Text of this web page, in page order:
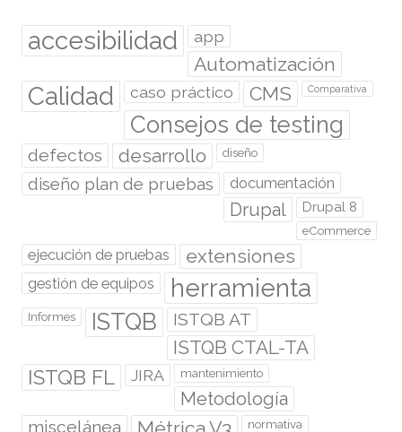
accesibilidad app
Automatización
Calidad caso práctico CMS Comparativa
Consejos de testing
defectos desarrollo diseño
diseño plan de pruebas documentación
Drupal Drupal 8
eCommerce
ejecución de pruebas extensiones
gestión de equipos herramienta
Informes ISTQB ISTQB AT
ISTQB CTAL-TA
ISTQB FL JIRA mantenimiento
Metodología
miscelánea
normativa